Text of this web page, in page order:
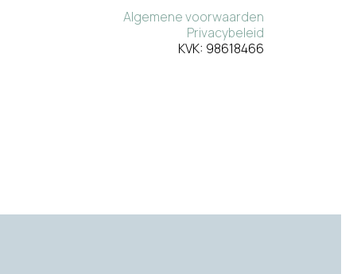
Algemene voorwaarden
Privacybeleid
KVK: 98618466